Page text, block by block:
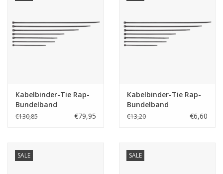
Starten & laden
Handgereedschap
Luchtgereedschap
Overige producten
Kabelbinder-Tie Rap-
Bundelband
professioneel !!!
€130,85 €79,95
Kabelbinder-Tie Rap-
Bundelband
professioneel!!!
€13,20 €6,60
SALE SALE